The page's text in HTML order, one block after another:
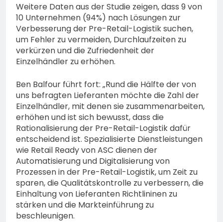
Weitere Daten aus der Studie zeigen, dass 9 von
10 Unternehmen (94%) nach Lösungen zur
Verbesserung der Pre-Retail-Logistik suchen,
um Fehler zu vermeiden, Durchlaufzeiten zu
verkürzen und die Zufriedenheit der
Einzelhändler zu erhöhen.
Ben Balfour führt fort: „Rund die Hälfte der von
uns befragten Lieferanten möchte die Zahl der
Einzelhändler, mit denen sie zusammenarbeiten,
erhöhen und ist sich bewusst, dass die
Rationalisierung der Pre-Retail-Logistik dafür
entscheidend ist. Spezialisierte Dienstleistungen
wie Retail Ready von ASC dienen der
Automatisierung und Digitalisierung von
Prozessen in der Pre-Retail-Logistik, um Zeit zu
sparen, die Qualitätskontrolle zu verbessern, die
Einhaltung von Lieferanten Richtlininen zu
stärken und die Markteinführung zu
beschleunigen.